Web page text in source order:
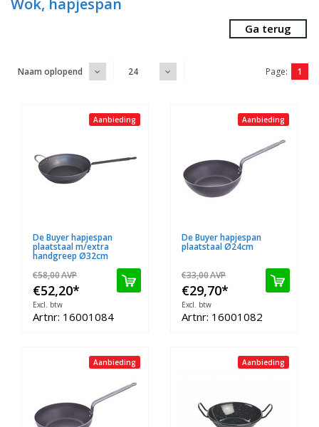
Wok, hapjespan
Ga terug
Naam oplopend 24 Page: 1
Aanbieding
De Buyer hapjespan
plaatstaal m/extra
handgreep Ø32cm
€58,00AVP
€52,20*
Excl. btw
Artnr: 16001084
Aanbieding
De Buyer hapjespan
plaatstaal Ø24cm
€33,00AVP
€29,70*
Excl. btw
Artnr: 16001082
Aanbieding Aanbieding